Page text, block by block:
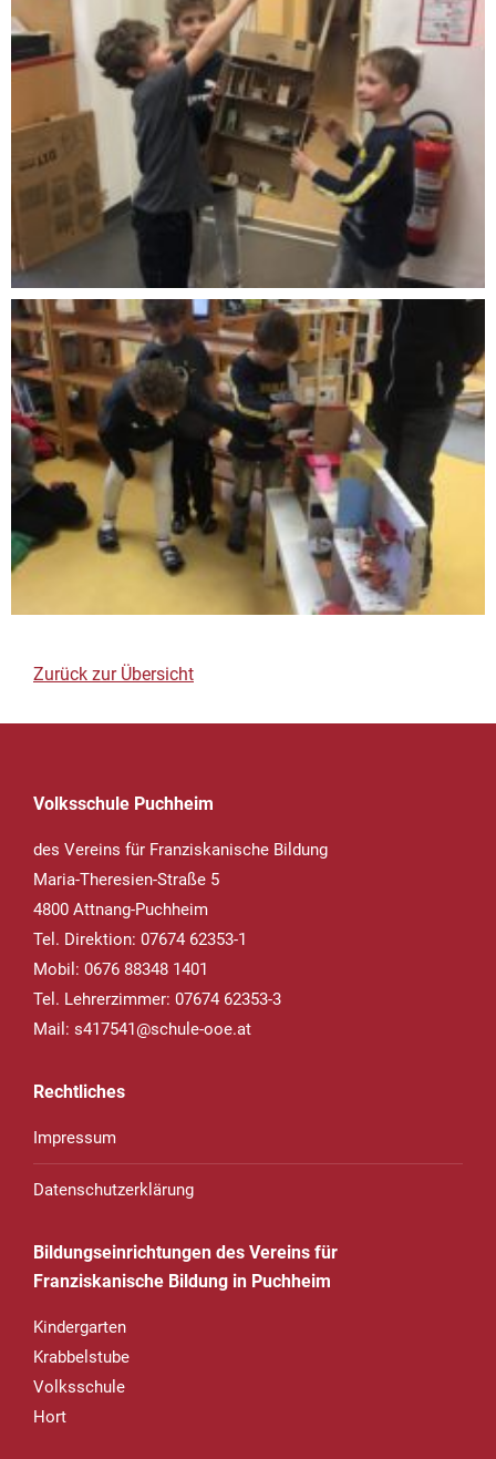
Zurück zur Übersicht
Volksschule Puchheim
des Vereins für Franziskanische Bildung
Maria-Theresien-Straße 5
4800 Attnang-Puchheim
Tel. Direktion: 07674 62353-1
Mobil: 0676 88348 1401
Tel. Lehrerzimmer: 07674 62353-3
Mail: s417541@schule-ooe.at
Rechtliches
Impressum
Datenschutzerklärung
Bildungseinrichtungen des Vereins für
Franziskanische Bildung in Puchheim
Kindergarten
Krabbelstube
Volksschule
Hort